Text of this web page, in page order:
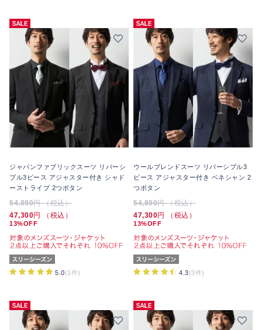
ジャパンファブリックスーツ リバーシ
ブル3ピース アジャスター付き シャド
ーストライプ 2つボタン
54,890円 （税込）
47,300円 （税込）
13%OFF
5.0(1件)
ウールブレンドスーツ リバーシブル3
ピース アジャスター付き ベネシャン 2
つボタン
54,890円 （税込）
47,300円 （税込）
13%OFF
4.3(3件)